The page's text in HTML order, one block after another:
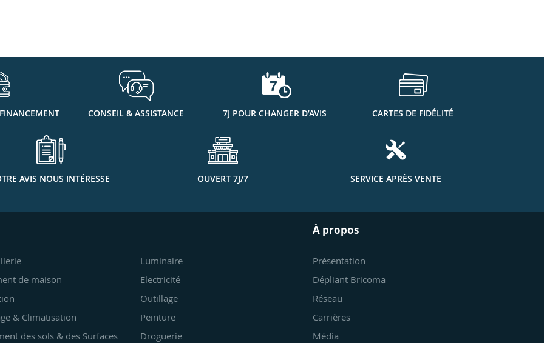
CONSEIL & ASSISTANCE 7J POUR CHANGER D’AVIS CARTES DE FIDÉLITÉ
AVIS NOUS INTÉRESSE OUVERT 7J/7 SERVICE APRÈS VENTE
de maison
& Climatisation
des sols & des Surfaces
Luminaire
Electricité
Outillage
Peinture
Droguerie
À propos
Présentation
Dépliant Bricoma
Réseau
Carrières
Média